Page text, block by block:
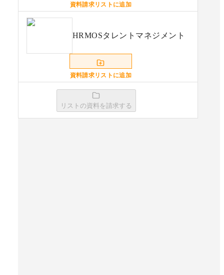
資料請求リストに追加
HRMOSタレントマネジメント
資料請求リストに追加
HRBrain
リストの資料を請求する